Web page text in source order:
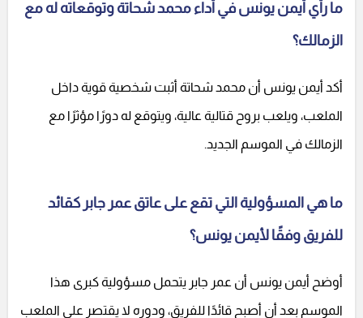
ما رأي أيمن يونس في أداء محمد شحاتة وتوقعاته له مع
الزمالك؟
أكد أيمن يونس أن محمد شحاتة أثبت شخصية قوية داخل
الملعب، ويلعب بروح قتالية عالية، ويتوقع له دورًا مؤثرًا مع
الزمالك في الموسم الجديد.
ما هي المسؤولية التي تقع على عاتق عمر جابر كقائد
للفريق وفقًا لأيمن يونس؟
أوضح أيمن يونس أن عمر جابر يتحمل مسؤولية كبرى هذا
الموسم بعد أن أصبح قائدًا للفريق، ودوره لا يقتصر على الملعب